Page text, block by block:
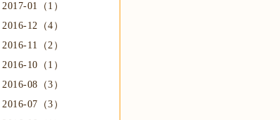
2017-01（1）
2016-12（4）
2016-11（2）
2016-10（1）
2016-08（3）
2016-07（3）